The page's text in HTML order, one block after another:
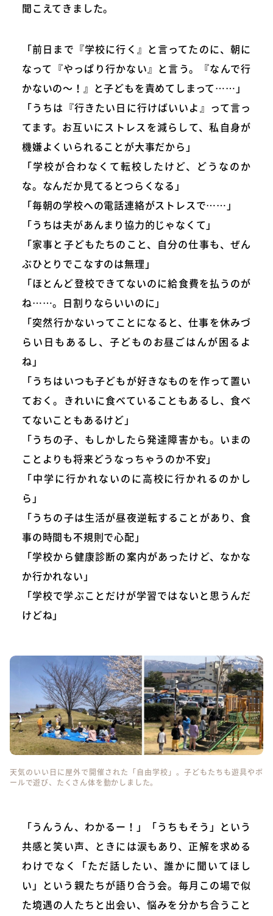
聞こえてきました。
「前日まで『学校に行く』と言ってたのに、朝に
なって『やっぱり行かない』と言う。『なんで行
かないの〜！』と子どもを責めてしまって……」
「うちは『行きたい日に行けばいいよ』って言っ
てます。お互いにストレスを減らして、私自身が
機嫌よくいられることが大事だから」
「学校が合わなくて転校したけど、どうなのか
な。なんだか見てるとつらくなる」
「毎朝の学校への電話連絡がストレスで……」
「うちは夫があんまり協力的じゃなくて」
「家事と子どもたちのこと、自分の仕事も、ぜん
ぶひとりでこなすのは無理」
「ほとんど登校できてないのに給食費を払うのが
ね……。日割りならいいのに」
「突然行かないってことになると、仕事を休みづ
らい日もあるし、子どものお昼ごはんが困るよ
ね」
「うちはいつも子どもが好きなものを作って置い
ておく。きれいに食べていることもあるし、食べ
てないこともあるけど」
「うちの子、もしかしたら発達障害かも。いまの
ことよりも将来どうなっちゃうのか不安」
「中学に行かれないのに高校に行かれるのかし
ら」
「うちの子は生活が昼夜逆転することがあり、食
事の時間も不規則で心配」
「学校から健康診断の案内があったけど、なかな
か行かれない」
「学校で学ぶことだけが学習ではないと思うんだ
けどね」
天気のいい日に屋外で開催された「自由学校」。子どもたちも遊具やボ
ールで遊び、たくさん体を動かしました。
「うんうん、わかるー！」「うちもそう」という
共感と笑い声、ときには涙もあり、正解を求める
わけでなく「ただ話したい、誰かに聞いてほし
い」という親たちが語り合う会。毎月この場で似
た境遇の人たちと出会い、悩みを分かち合うこと